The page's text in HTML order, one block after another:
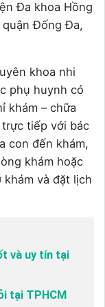
Đa khoa Hồng
quận Đống Đa,
khoa nhi
phụ huynh có
khám – chữa
tiếp với bác
con đến khám,
khám hoặc
và đặt lịch
và uy tín tại
tại TPHCM